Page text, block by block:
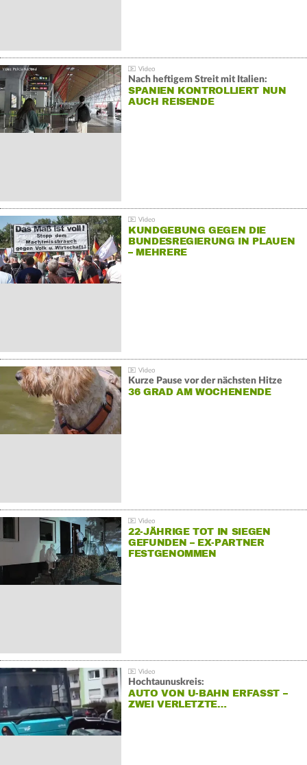
Nach heftigem Streit mit Italien:
SPANIEN KONTROLLIERT NUN
AUCH REISENDE
KUNDGEBUNG GEGEN DIE
BUNDESREGIERUNG IN PLAUEN
– MEHRERE
Kurze Pause vor der nächsten Hitze
36 GRAD AM WOCHENENDE
22-JÄHRIGE TOT IN SIEGEN
GEFUNDEN – EX-PARTNER
FESTGENOMMEN
Hochtaunuskreis:
AUTO VON U-BAHN ERFASST –
ZWEI VERLETZTE…